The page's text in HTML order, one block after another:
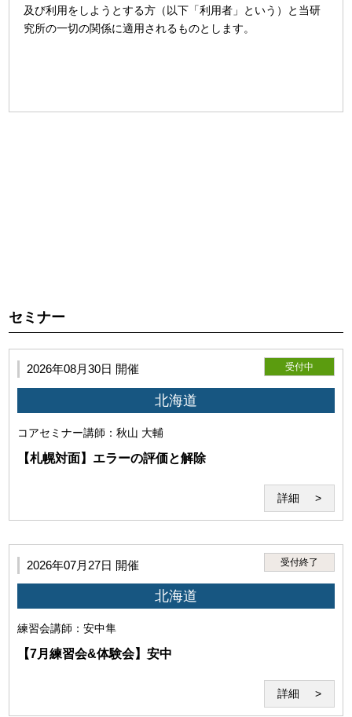
及び利用をしようとする方（以下「利用者」という）と当研
究所の一切の関係に適用されるものとします。
とを目的とします。
セミナー
2026年08月30日 開催 受付中
北海道
コアセミナー講師：秋山 大輔
【札幌対面】エラーの評価と解除
詳細
2026年07月27日 開催 受付終了
北海道
練習会講師：安中隼
【7月練習会&体験会】安中
詳細